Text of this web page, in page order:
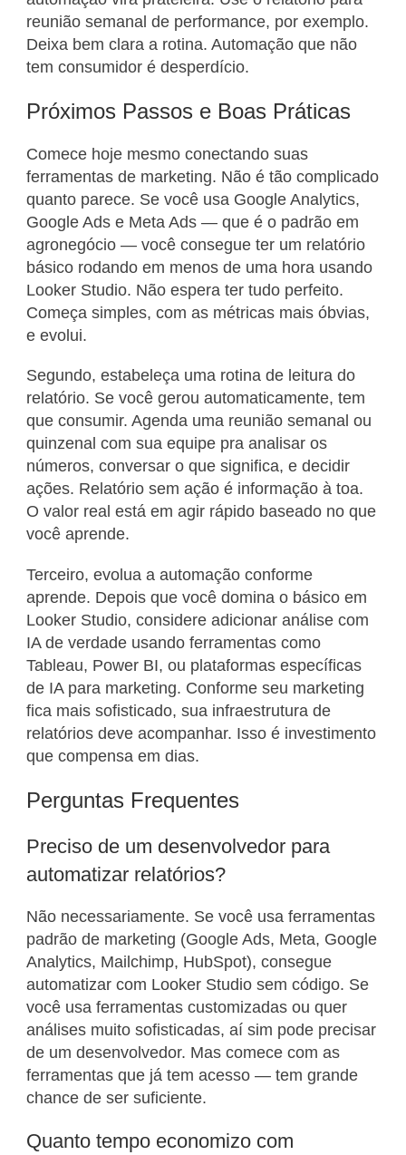
reunião semanal de performance, por exemplo.
Deixa bem clara a rotina. Automação que não
tem consumidor é desperdício.
Próximos Passos e Boas Práticas
Comece hoje mesmo conectando suas
ferramentas de marketing. Não é tão complicado
quanto parece. Se você usa Google Analytics,
Google Ads e Meta Ads — que é o padrão em
agronegócio — você consegue ter um relatório
básico rodando em menos de uma hora usando
Looker Studio. Não espera ter tudo perfeito.
Começa simples, com as métricas mais óbvias,
e evolui.
Segundo, estabeleça uma rotina de leitura do
relatório. Se você gerou automaticamente, tem
que consumir. Agenda uma reunião semanal ou
quinzenal com sua equipe pra analisar os
números, conversar o que significa, e decidir
ações. Relatório sem ação é informação à toa.
O valor real está em agir rápido baseado no que
você aprende.
Terceiro, evolua a automação conforme
aprende. Depois que você domina o básico em
Looker Studio, considere adicionar análise com
IA de verdade usando ferramentas como
Tableau, Power BI, ou plataformas específicas
de IA para marketing. Conforme seu marketing
fica mais sofisticado, sua infraestrutura de
relatórios deve acompanhar. Isso é investimento
que compensa em dias.
Perguntas Frequentes
Preciso de um desenvolvedor para
automatizar relatórios?
Não necessariamente. Se você usa ferramentas
padrão de marketing (Google Ads, Meta, Google
Analytics, Mailchimp, HubSpot), consegue
automatizar com Looker Studio sem código. Se
você usa ferramentas customizadas ou quer
análises muito sofisticadas, aí sim pode precisar
de um desenvolvedor. Mas comece com as
ferramentas que já tem acesso — tem grande
chance de ser suficiente.
Quanto tempo economizo com